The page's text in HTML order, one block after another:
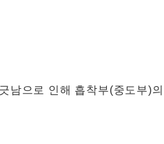
남으로 인해 흡착부(중도부)